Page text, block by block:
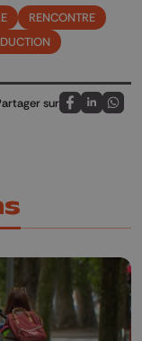
RENCONTRE
sur
Partagez sur
Partagez